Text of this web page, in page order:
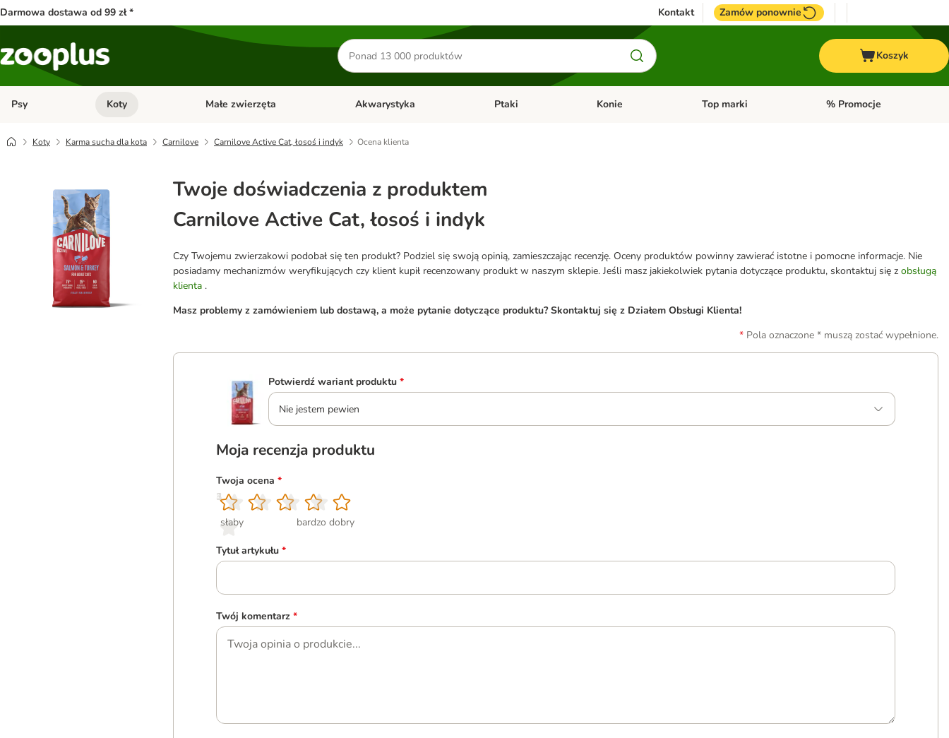
Darmowa dostawa od 99 zł * Kontakt Zamów ponownie
Szukaj
produktów
Koszyk
Psy Otwórz menu kategorii: Psy
Koty Otwórz menu kategorii: Koty
Małe zwierzęta Otwórz menu kategorii: Małe zwierzęta
Akwarystyka Otwórz menu kategorii: Akwarystyka
Ptaki Otwórz menu kategorii: Ptaki
Konie Otwórz menu kategorii: Konie
Top marki Otwórz menu kategorii: Top
% Promocje
Koty Karma sucha dla kota Carnilove Carnilove Active Cat, łosoś i indyk Ocena klienta
Twoje doświadczenia z produktem
Carnilove Active Cat, łosoś i indyk
Czy Twojemu zwierzakowi podobał się ten produkt? Podziel się swoją opinią, zamieszczając recenzję. Oceny produktów powinny zawierać istotne i pomocne informacje. Nie
posiadamy mechanizmów weryfikujących czy klient kupił recenzowany produkt w naszym sklepie. Jeśli masz jakiekolwiek pytania dotyczące produktu, skontaktuj się z obsługą
klienta .
Masz problemy z zamówieniem lub dostawą, a może pytanie dotyczące produktu? Skontaktuj się z Działem Obsługi Klienta!
Pola oznaczone * muszą zostać wypełnione.
Potwierdź wariant produktu *
Nie jestem pewien
Moja recenzja produktu
Twoja ocena *
1
słaby
2
3
4
5
bardzo dobry
Tytuł artykułu *
Twój komentarz *